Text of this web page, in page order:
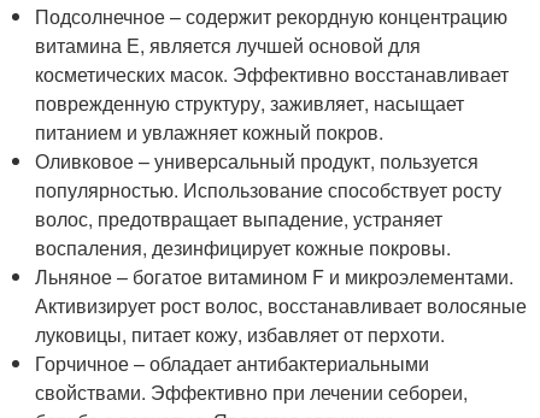
Подсолнечное – содержит рекордную концентрацию
витамина Е, является лучшей основой для
косметических масок. Эффективно восстанавливает
поврежденную структуру, заживляет, насыщает
питанием и увлажняет кожный покров.
Оливковое – универсальный продукт, пользуется
популярностью. Использование способствует росту
волос, предотвращает выпадение, устраняет
воспаления, дезинфицирует кожные покровы.
Льняное – богатое витамином F и микроэлементами.
Активизирует рост волос, восстанавливает волосяные
луковицы, питает кожу, избавляет от перхоти.
Горчичное – обладает антибактериальными
свойствами. Эффективно при лечении себореи,